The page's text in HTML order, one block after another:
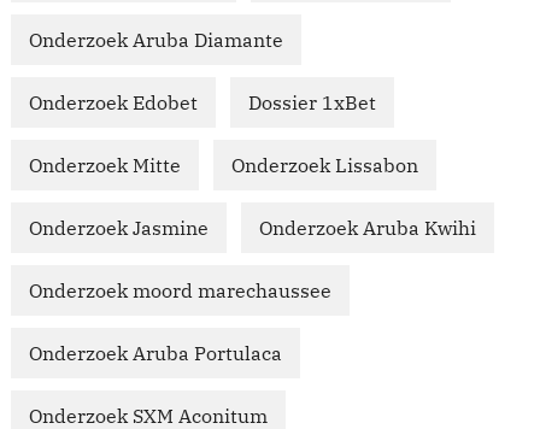
Onderzoek Aruba Diamante
Onderzoek Edobet Dossier 1xBet
Onderzoek Mitte Onderzoek Lissabon
Onderzoek Jasmine Onderzoek Aruba Kwihi
Onderzoek moord marechaussee
Onderzoek Aruba Portulaca
Onderzoek SXM Aconitum